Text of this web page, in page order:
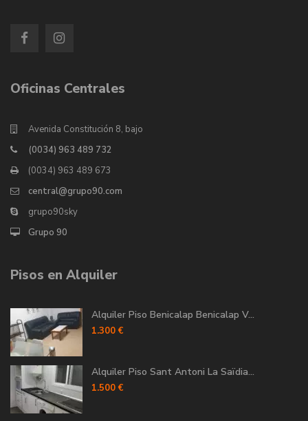
Oficinas Centrales
Avenida Constitución 8, bajo
(0034) 963 489 732
(0034) 963 489 673
central@grupo90.com
grupo90sky
Grupo 90
Pisos en Alquiler
Alquiler Piso Benicalap Benicalap V...
1.300 €
Alquiler Piso Sant Antoni La Saïdia...
1.500 €